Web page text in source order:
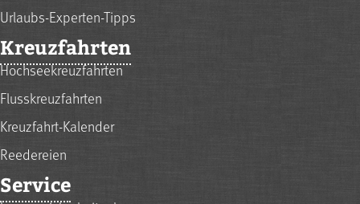
Urlaubs-Experten-Tipps
Kreuzfahrten
Hochseekreuzfahrten
Flusskreuzfahrten
Kreuzfahrt-Kalender
Reedereien
Service